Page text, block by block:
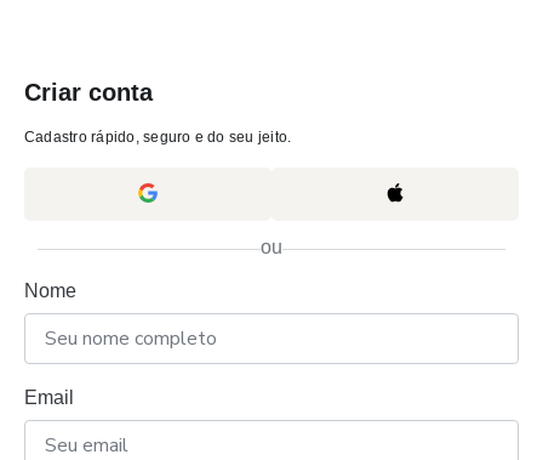
Criar conta
Cadastro rápido, seguro e do seu jeito.
ou
Nome
Email